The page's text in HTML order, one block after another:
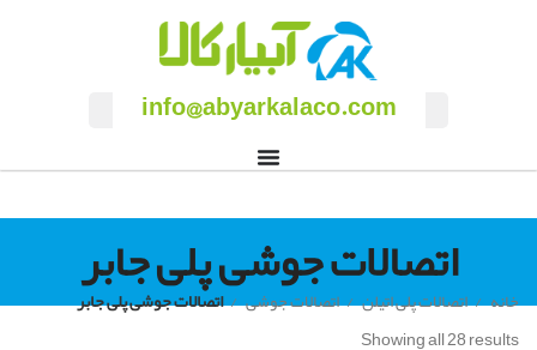
info@abyarkalaco.com
اتصالات جوشی پلی جابر خانه اتصالات پلی اتیلن اتصالات جوشی
اتصالات جوشی پلی جابر
Showing all 28 results